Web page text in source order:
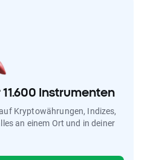
Instrumenten
Kryptowährungen, Indizes,
an einem Ort und in deiner